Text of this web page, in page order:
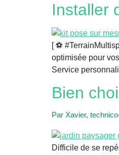
Installer
[ ⚽️
optimisée pour
Service
Bien
Par Xavier,
Difficile de se